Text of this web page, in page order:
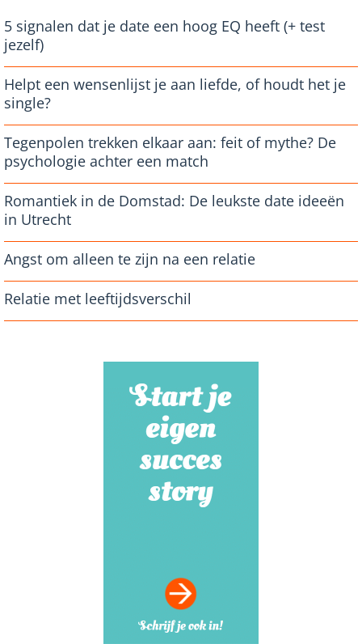
5 signalen dat je date een hoog EQ heeft (+ test
jezelf)
Helpt een wensenlijst je aan liefde, of houdt het je
single?
Tegenpolen trekken elkaar aan: feit of mythe? De
psychologie achter een match
Romantiek in de Domstad: De leukste date ideeën
in Utrecht
Angst om alleen te zijn na een relatie
Relatie met leeftijdsverschil